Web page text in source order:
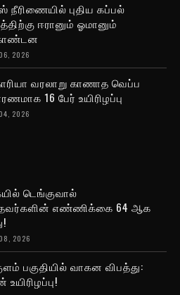
புதிய கப்பல்
ஈரானும் ஓமானும்
2026
வரலாறு காணாத வெப்ப
16 பேர் உயிரிழப்பு
2026
டெங்குவால்
எண்ணிக்கை 64 ஆக
2026
பகுதியில் வாகன விபத்து: